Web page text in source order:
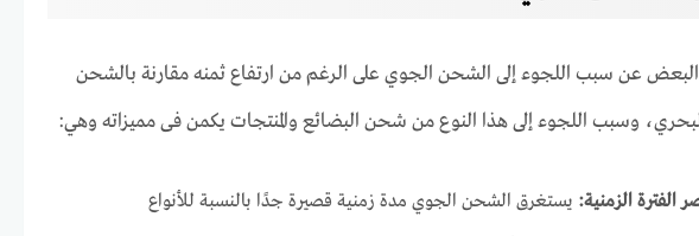
عن سبب اللجوء إلى الشحن الجوي على الرغم من ارتفاع ثمنه مقارنة بالشحن
وسبب اللجوء إلى هذا النوع من شحن البضائع والمنتجات يكمن فى مميزاته وهي:
الفترة الزمنية: يستغرق الشحن الجوي مدة زمنية قصيرة جدًا بالنسبة للأنواع